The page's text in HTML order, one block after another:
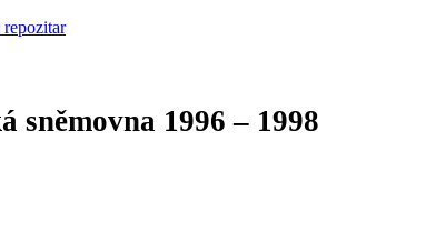
sněmovna 1996 – 1998